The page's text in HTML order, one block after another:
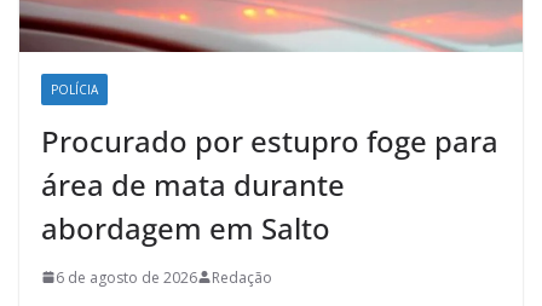
POLÍCIA
Procurado por estupro foge para
área de mata durante
abordagem em Salto
6 de agosto de 2026 Redação